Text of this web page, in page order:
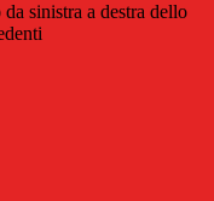
sinistra a destra dello